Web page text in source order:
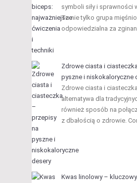
symboli siły i sprawności
To nie tylko grupa
odpowiedzialna za
Zdrowe ciasta i
pyszne i niskokaloryczne
Zdrowe ciasta i
alternatywa dla
również sposób na
z dbałością o zdrowie.
Kwas linolowy –